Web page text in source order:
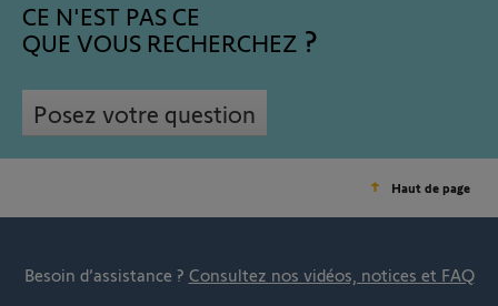
CE N'EST PAS CE
QUE VOUS RECHERCHEZ
Posez votre question
Haut de page
Besoin d’assistance ? Consultez nos vidéos, notices et FAQ